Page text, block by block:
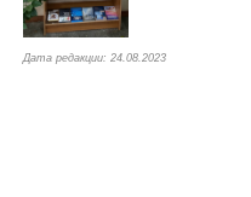
Дата редакции: 24.08.2023